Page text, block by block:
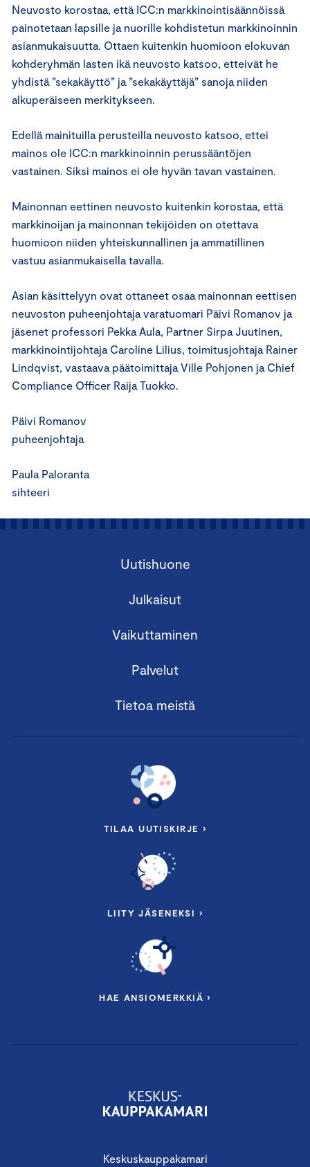
Neuvosto korostaa, että ICC:n markkinointisäännöissä
painotetaan lapsille ja nuorille kohdistetun markkinoinnin
asianmukaisuutta. Ottaen kuitenkin huomioon elokuvan
kohderyhmän lasten ikä neuvosto katsoo, etteivät he
yhdistä ”sekakäyttö” ja ”sekakäyttäjä” sanoja niiden
alkuperäiseen merkitykseen.
Edellä mainituilla perusteilla neuvosto katsoo, ettei
mainos ole ICC:n markkinoinnin perussääntöjen
vastainen. Siksi mainos ei ole hyvän tavan vastainen.
Mainonnan eettinen neuvosto kuitenkin korostaa, että
markkinoijan ja mainonnan tekijöiden on otettava
huomioon niiden yhteiskunnallinen ja ammatillinen
vastuu asianmukaisella tavalla.
Asian käsittelyyn ovat ottaneet osaa mainonnan eettisen
neuvoston puheenjohtaja varatuomari Päivi Romanov ja
jäsenet professori Pekka Aula, Partner Sirpa Juutinen,
markkinointijohtaja Caroline Lilius, toimitusjohtaja Rainer
Lindqvist, vastaava päätoimittaja Ville Pohjonen ja Chief
Compliance Officer Raija Tuokko.
Päivi Romanov
puheenjohtaja
Paula Paloranta
sihteeri
Keskuskauppakamari
Uutishuone
Julkaisut
Vaikuttaminen
Palvelut
Tietoa meistä
TILAA UUTISKIRJE ›
LIITY JÄSENEKSI ›
HAE ANSIOMERKKIÄ ›